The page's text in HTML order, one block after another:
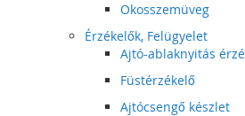
Okosszemüveg
Érzékelők, Felügyelet
Ajtó-ablaknyitás
Füstérzékelő
Ajtócsengő készlet